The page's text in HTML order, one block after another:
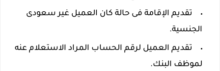
تقديم الإقامة فى حالة كان العميل غير سعودى
الجنسية.
تقديم العميل لرقم الحساب المراد الاستعلام عنه
لموظف البنك.